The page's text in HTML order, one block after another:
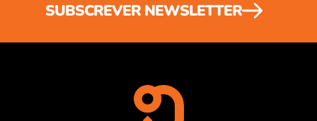
SUBSCREVER NEWSLETTER